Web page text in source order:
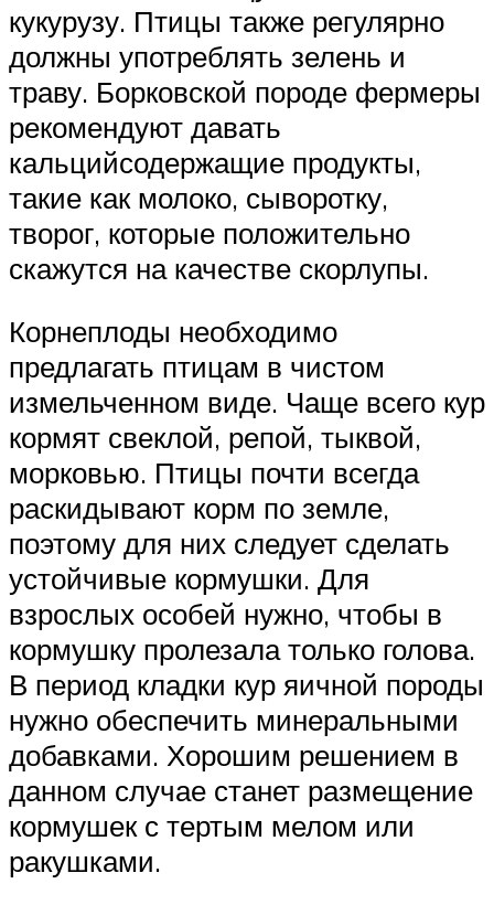
кукурузу. Птицы также регулярно
должны употреблять зелень и
траву. Борковской породе фермеры
рекомендуют давать
кальцийсодержащие продукты,
такие как молоко, сыворотку,
творог, которые положительно
скажутся на качестве скорлупы.
Корнеплоды необходимо
предлагать птицам в чистом
измельченном виде. Чаще всего кур
кормят свеклой, репой, тыквой,
морковью. Птицы почти всегда
раскидывают корм по земле,
поэтому для них следует сделать
устойчивые кормушки. Для
взрослых особей нужно, чтобы в
кормушку пролезала только голова.
В период кладки кур яичной породы
нужно обеспечить минеральными
добавками. Хорошим решением в
данном случае станет размещение
кормушек с тертым мелом или
ракушками.